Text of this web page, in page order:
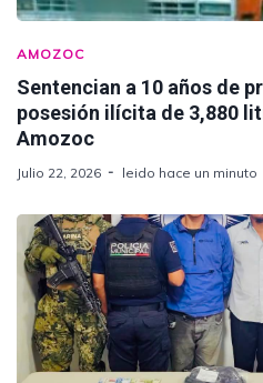
AMOZOC
Sentencian a 10 años de
posesión ilícita de 3,880
Amozoc
Julio 22, 2026 leido hace un minuto